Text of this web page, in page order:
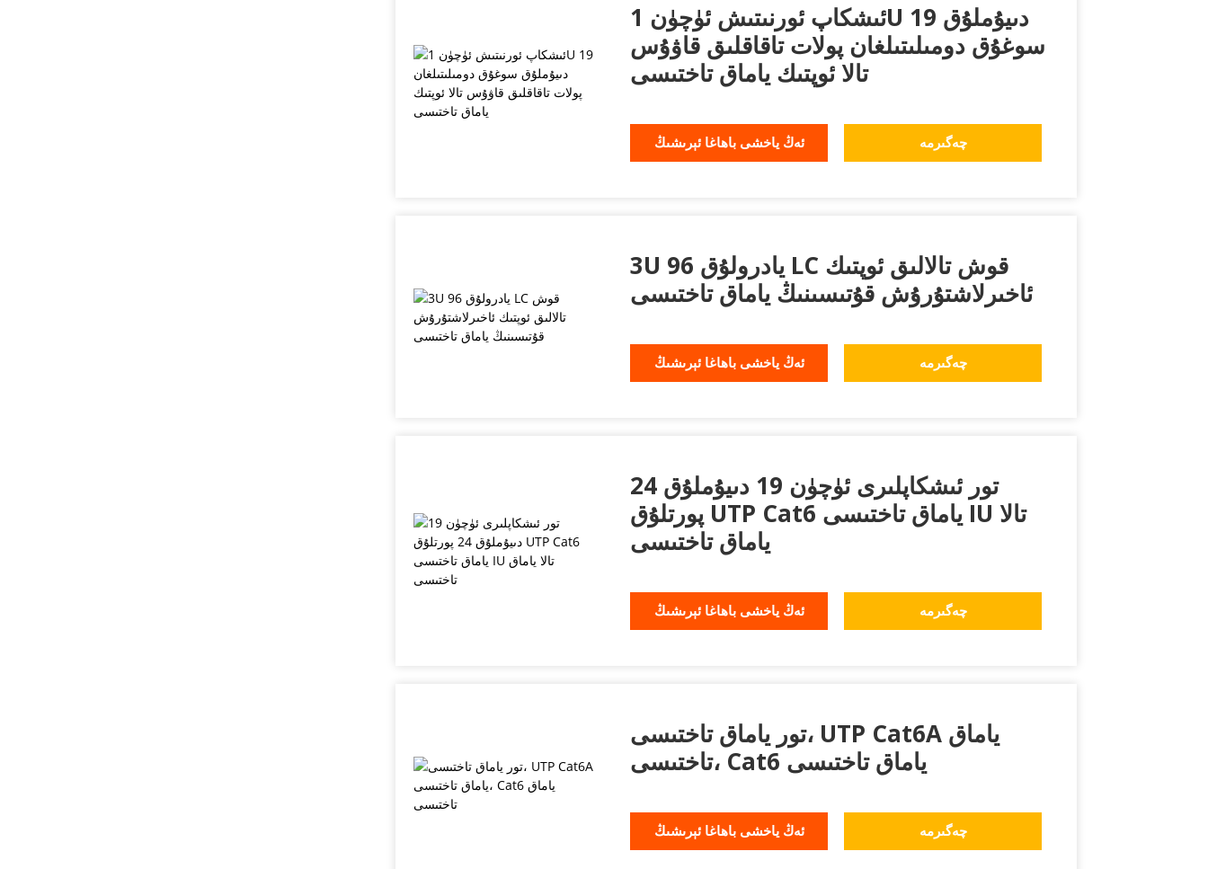
ئىشكاپ ئورنىتىش ئۈچۈن 1U 19 دىيۇملۇق
سوغۇق دومىلىتىلغان پولات تاقاقلىق قاۋۇس
تالا ئوپتىك ياماق تاختىسى
ئەڭ ياخشى باھاغا ئېرىشىڭ چەگىرمە
3U 96 يادرولۇق LC قوش تالالىق ئوپتىك
ئاخىرلاشتۇرۇش قۇتىسىنىڭ ياماق تاختىسى
ئەڭ ياخشى باھاغا ئېرىشىڭ چەگىرمە
تور ئىشكاپلىرى ئۈچۈن 19 دىيۇملۇق 24
پورتلۇق UTP Cat6 ياماق تاختىسى IU تالا
ياماق تاختىسى
ئەڭ ياخشى باھاغا ئېرىشىڭ چەگىرمە
تور ياماق تاختىسى، UTP Cat6A ياماق
تاختىسى، Cat6 ياماق تاختىسى
ئەڭ ياخشى باھاغا ئېرىشىڭ چەگىرمە